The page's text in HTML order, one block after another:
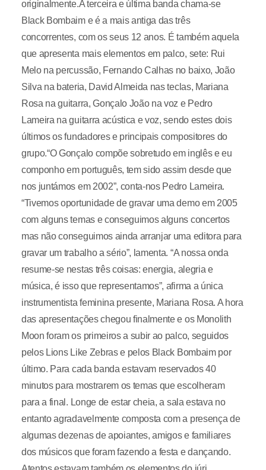
originalmente.A terceira e última banda chama-se
Black Bombaim e é a mais antiga das três
concorrentes, com os seus 12 anos. É também aquela
que apresenta mais elementos em palco, sete: Rui
Melo na percussão, Fernando Calhas no baixo, João
Silva na bateria, David Almeida nas teclas, Mariana
Rosa na guitarra, Gonçalo João na voz e Pedro
Lameira na guitarra acústica e voz, sendo estes dois
últimos os fundadores e principais compositores do
grupo.“O Gonçalo compõe sobretudo em inglês e eu
componho em português, tem sido assim desde que
nos juntámos em 2002”, conta-nos Pedro Lameira.
“Tivemos oportunidade de gravar uma demo em 2005
com alguns temas e conseguimos alguns concertos
mas não conseguimos ainda arranjar uma editora para
gravar um trabalho a sério”, lamenta. “A nossa onda
resume-se nestas três coisas: energia, alegria e
música, é isso que representamos”, afirma a única
instrumentista feminina presente, Mariana Rosa. A hora
das apresentações chegou finalmente e os Monolith
Moon foram os primeiros a subir ao palco, seguidos
pelos Lions Like Zebras e pelos Black Bombaim por
último. Para cada banda estavam reservados 40
minutos para mostrarem os temas que escolheram
para a final. Longe de estar cheia, a sala estava no
entanto agradavelmente composta com a presença de
algumas dezenas de apoiantes, amigos e familiares
dos músicos que foram fazendo a festa e dançando.